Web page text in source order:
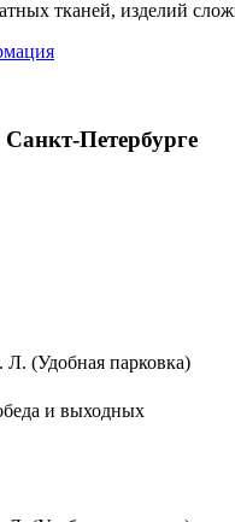
тканей, изделий
Петербурге
Л. (Удобная парковка)
и выходных